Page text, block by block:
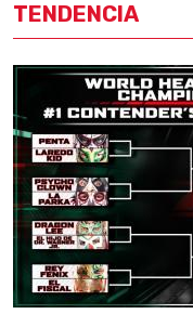
TENDENCIA